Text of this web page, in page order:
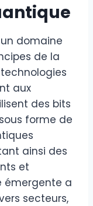
domaine
de la
aux
des bits
forme de
ainsi des
et
émergente a
secteurs,